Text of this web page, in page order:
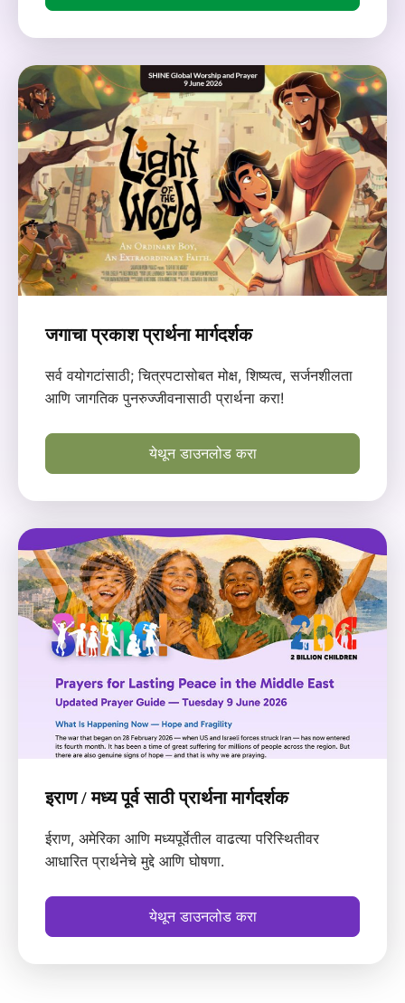
जगाचा प्रकाश प्रार्थना मार्गदर्शक
सर्व वयोगटांसाठी; चित्रपटासोबत मोक्ष, शिष्यत्व, सर्जनशीलता
आणि जागतिक पुनरुज्जीवनासाठी प्रार्थना करा!
येथून डाउनलोड करा
इराण / मध्य पूर्व साठी प्रार्थना मार्गदर्शक
ईराण, अमेरिका आणि मध्यपूर्वेतील वाढत्या परिस्थितीवर
आधारित प्रार्थनेचे मुद्दे आणि घोषणा.
येथून डाउनलोड करा